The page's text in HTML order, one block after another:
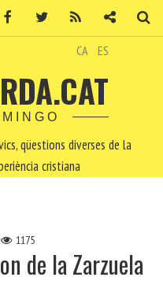
CA ES
qüestions diverses de la
cristiana
1175
de la Zarzuela
Facebook Twitter Contacte